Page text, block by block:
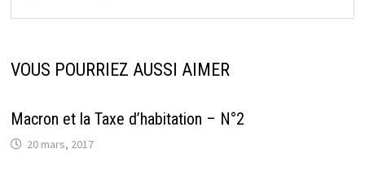
VOUS POURRIEZ AUSSI AIMER
Macron et la Taxe d’habitation – N°2
20 mars, 2017